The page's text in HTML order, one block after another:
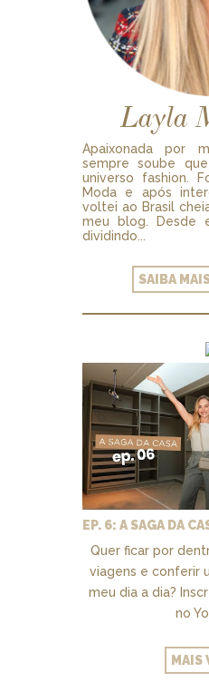
Layla
Apaixonada por
sempre soube
universo fashion.
Moda e após
voltei ao Brasil
meu blog. Desde
dividindo...
SAIBA
Quer ficar por
viagens e conferir
meu dia a dia?
no
MAIS